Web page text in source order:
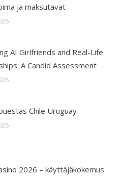
ja maksutavat
AI Girlfriends and Real-Life
A Candid Assessment
Chile Uruguay
2026 – käyttäjäkokemus